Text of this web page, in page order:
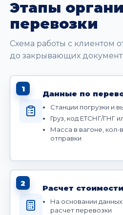
Этапы
перевозки
Схема работы с клиентом
до закрывающих
1
Данные по
Станции погрузки и
Груз, код ЕТСНГ/ГНГ
Масса в вагоне, кол-
отправки
2
Расчет стоимости
На основании
расчет перевозки